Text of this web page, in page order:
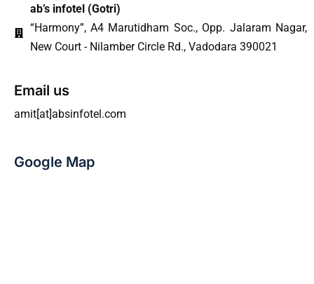
ab’s infotel (Gotri)
“Harmony”, A4 Marutidham Soc., Opp. Jalaram Nagar,
New Court - Nilamber Circle Rd., Vadodara 390021
Email us
amit[at]absinfotel.com
Google Map